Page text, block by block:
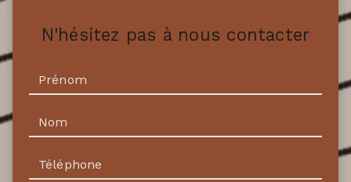
N'hésitez pas à nous contacter